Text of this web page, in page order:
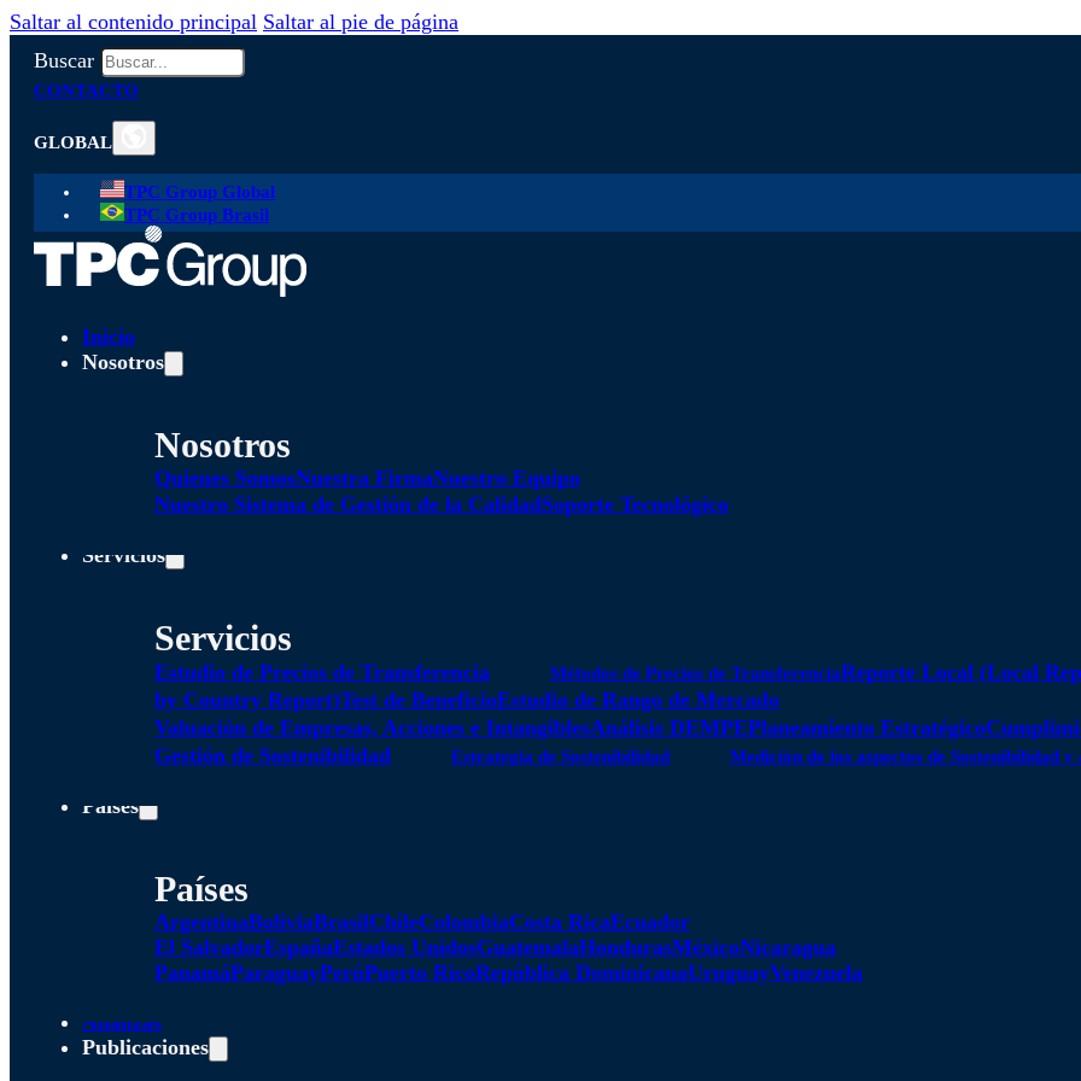
Saltar al contenido principal Saltar al pie de página
Buscar
CONTACTO
GLOBAL
TPC Group Global
TPC Group Brasil
Inicio
Nosotros
Nosotros
Quienes SomosNuestra FirmaNuestro Equipo
Nuestro Sistema de Gestión de la CalidadSoporte Tecnológico
Servicios
Servicios
Estudio de Precios de Transferencia Métodos de Precios de TransferenciaReporte Local (Local
by Country Report)Test de BeneficioEstudio de Rango de Mercado
Valuación de Empresas, Acciones e IntangiblesAnálisis DEMPEPlaneamiento Estratégico
Gestión de Sostenibilidad
Estrategia de Sostenibilidad Medición de los aspectos de Sostenibilidad y
Países
Países
ArgentinaBoliviaBrasilChileColombiaCosta RicaEcuador
El SalvadorEspañaEstados UnidosGuatemalaHondurasMéxicoNicaragua
PanamáParaguayPerúPuerto RicoRepública DominicanaUruguayVenezuela
Alianzas
Publicaciones